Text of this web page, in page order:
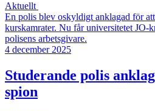
Aktuellt
En polis blev oskyldigt anklagad för
kurskamrater. Nu får universitetet
polisens arbetsgivare.
4 december 2025
Studerande polis
spion